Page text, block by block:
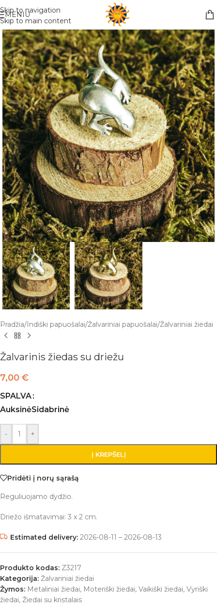
Skip to navigation
Skip to main content
Nemokamas pristatymas į paštomatą apsiperkant už 30€!!
MENIU
Pradžia/ Indiški papuošalai/Žalvariniai papuošalai/Žalvariniai žiedai
Žalvarinis žiedas su driežu
7,00 €
SPALVA
AuksinėSidabrinė
- +
Į KREPŠELĮ
Pridėti į norų sąrašą
Reguliuojamo dydžio.
Driežo išmatavimai: 3 x 2 cm.
Estimated delivery: 2026-08-11 – 2026-08-13
Produkto kodas: Z3217
Kategorija: Žalvariniai žiedai
Žymos: Metaliniai žiedai, Moteriški žiedai, Vaikiški žiedai, Vyriški
žiedai, Žiedai su kristalais